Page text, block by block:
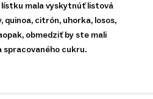
lístku mala vyskytnúť listová
quinoa, citrón, uhorka, losos,
obmedziť by ste mali
spracovaného cukru.